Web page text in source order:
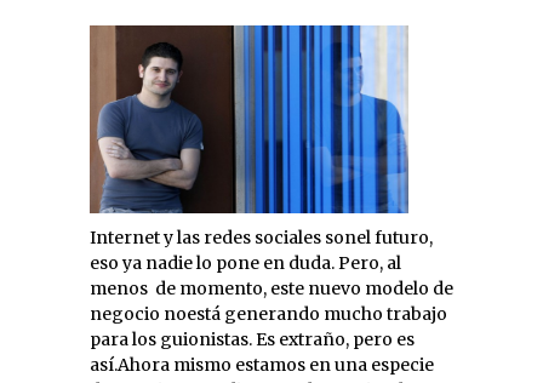
Internet y las redes sociales sonel futuro,
eso ya nadie lo pone en duda. Pero, al
menos de momento, este nuevo modelo de
negocio noestá generando mucho trabajo
para los guionistas. Es extraño, pero es
así.Ahora mismo estamos en una especie